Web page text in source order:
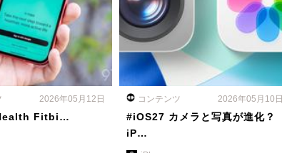
2026年05月12日
Fitbi…
コンテンツ 2026年05月10日
#iOS27 カメラと写真が進化？
iP…